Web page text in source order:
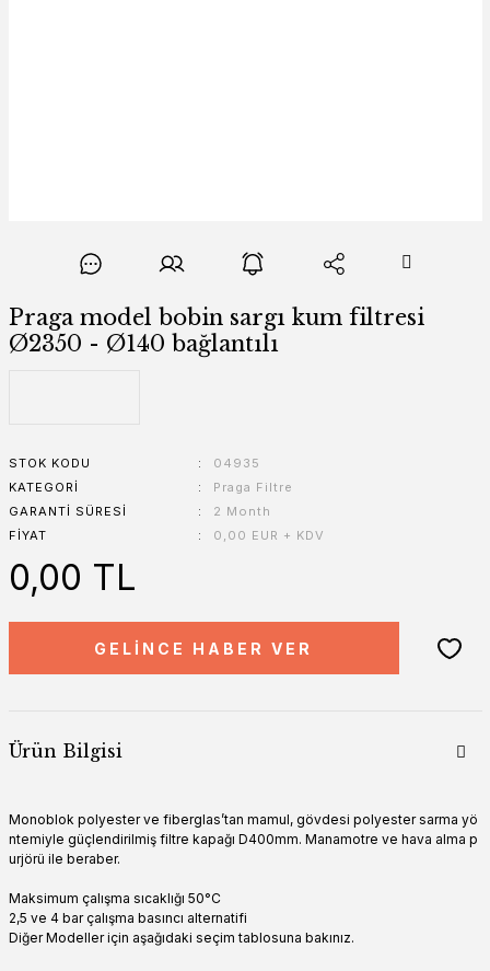
Praga model bobin sargı kum filtresi
Ø2350 - Ø140 bağlantılı
STOK KODU
04935
KATEGORI
Praga Filtre
GARANTI SÜRESI
2 Month
FIYAT
0,00 EUR + KDV
0,00 TL
GELİNCE HABER VER
Ürün Bilgisi
Monoblok polyester ve fiberglas’tan mamul, gövdesi polyester sarma yö
ntemiyle güçlendirilmiş filtre kapağı D400mm. Manamotre ve hava alma p
urjörü ile beraber.
Maksimum çalışma sıcaklığı 50°C
2,5 ve 4 bar çalışma basıncı alternatifi
Diğer Modeller için aşağıdaki seçim tablosuna bakınız.